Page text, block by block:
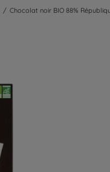
/ Chocolat noir BIO 88%